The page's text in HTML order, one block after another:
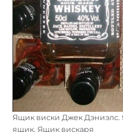
Ящик виски Джек Дэниэлс.
ящик. Ящик вискаря
Найти: